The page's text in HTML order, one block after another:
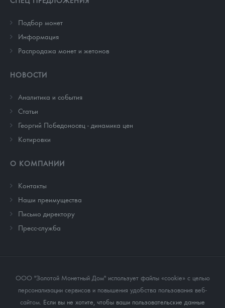
Подбор монет
Информация
Распродажа монет и жетонов
НОВОСТИ
Аналитика и события
Cтатьи
Георгий Победоносец - динамика цен
Котировки
О КОМПАНИИ
Контакты
Наши преимущества
Письмо директору
Пресс-служба
ООО "Золотой Монетный Дом" использует файлы «cookie» с целью
персонализации сервисов и повышения удобства пользования веб-
сайтом . Если вы не хотите, чтобы ваши пользовательские данные